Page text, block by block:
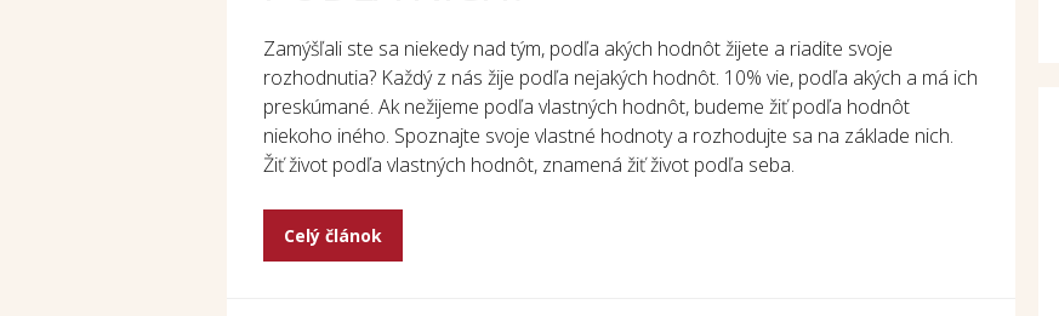
Zamýšľali ste sa niekedy nad tým, podľa akých hodnôt žijete a riadite svoje
rozhodnutia? Každý z nás žije podľa nejakých hodnôt. 10% vie, podľa akých a má ich
preskúmané. Ak nežijeme podľa vlastných hodnôt, budeme žiť podľa hodnôt
niekoho iného. Spoznajte svoje vlastné hodnoty a rozhodujte sa na základe nich.
Žiť život podľa vlastných hodnôt, znamená žiť život podľa seba.
Celý článok